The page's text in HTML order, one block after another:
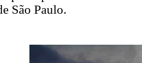
São Paulo.